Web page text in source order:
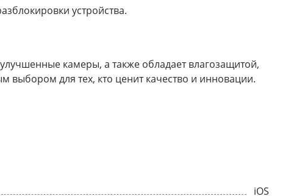
устройства.
камеры, а также обладает влагозащитой,
выбором для тех, кто ценит качество и инновации.
iOS